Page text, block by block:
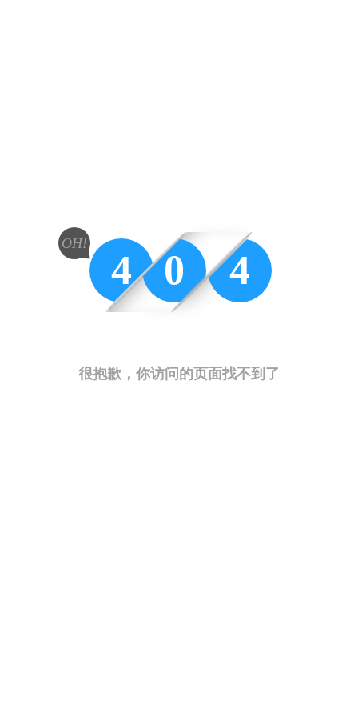
4 0 4
OH!
很抱歉，你访问的页面找不到了